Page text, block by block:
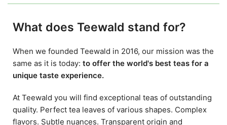
What does Teewald stand for?
When we founded Teewald in 2016, our mission was the
same as it is today: to offer the world's best teas for a
unique taste experience.
At Teewald you will find exceptional teas of outstanding
quality. Perfect tea leaves of various shapes. Complex
flavors. Subtle nuances. Transparent origin and